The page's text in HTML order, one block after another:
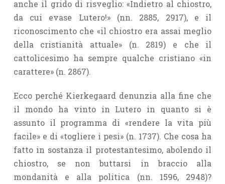
anche il grido di risveglio: «Indietro al chiostro,
da cui evase Lutero!» (nn. 2885, 2917), e il
riconoscimento che «il chiostro era assai meglio
della cristianità attuale» (n. 2819) e che il
cattolicesimo ha sempre qualche cristiano «in
carattere» (n. 2867).
Ecco perché Kierkegaard denunzia alla fine che
il mondo ha vinto in Lutero in quanto si è
assunto il programma di «rendere la vita più
facile» e di «togliere i pesi» (n. 1737). Che cosa ha
fatto in sostanza il protestantesimo, abolendo il
chiostro, se non buttarsi in braccio alla
mondanità e alla politica (nn. 1596, 2948)?